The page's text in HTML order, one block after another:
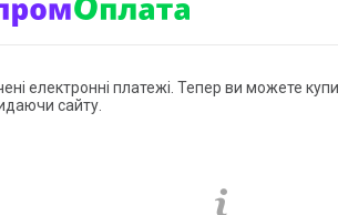
електронні платежі. Тепер ви можете
сайту.